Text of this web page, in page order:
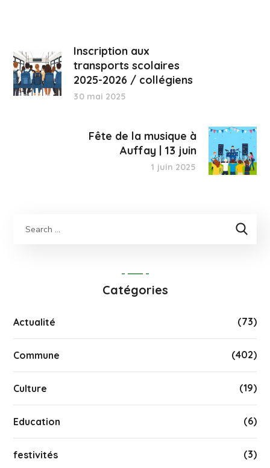
Inscription aux
transports scolaires
2025-2026 / collégiens
30 mai 2025
Fête de la musique à
Auffay | 13 juin
1 juin 2025
Catégories
Actualité (73)
Commune (402)
Culture (19)
Education (6)
festivités (3)